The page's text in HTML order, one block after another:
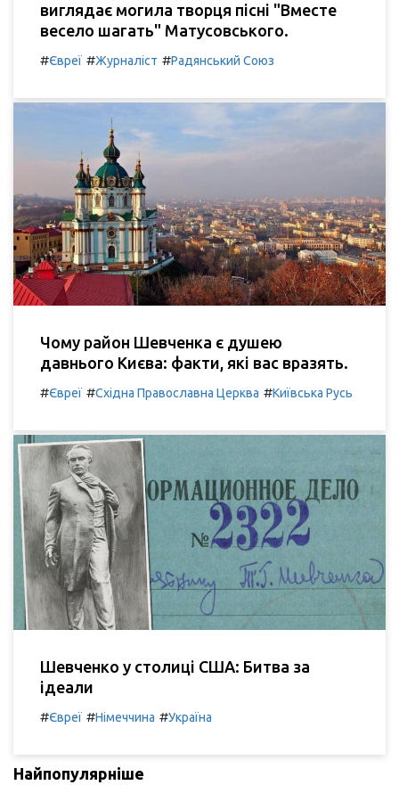
виглядає могила творця пісні "Вместе
весело шагать" Матусовського.
#Євреї #Журналіст #Радянський Союз
Чому район Шевченка є душею
давнього Києва: факти, які вас вразять.
#Євреї #Східна Православна Церква #Київська Русь
Шевченко у столиці США: Битва за
ідеали
#Євреї #Німеччина #Україна
Найпопулярніше